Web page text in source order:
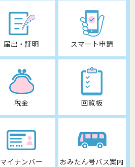
届出・証明 スマート申請
税金 回覧板
マイナンバー おみたん号バス案内